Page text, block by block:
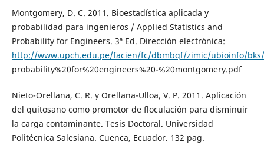
Montgomery, D. C. 2011. Bioestadística aplicada y
probabilidad para ingenieros / Applied Statistics and
Probability for Engineers. 3ª Ed. Dirección electrónica:
http://www.upch.edu.pe/facien/fc/dbmbqf/zimic/ubioinfo/bks/
probability%20for%20engineers%20-%20montgomery.pdf
Nieto-Orellana, C. R. y Orellana-Ulloa, V. P. 2011. Aplicación
del quitosano como promotor de floculación para disminuir
la carga contaminante. Tesis Doctoral. Universidad
Politécnica Salesiana. Cuenca, Ecuador. 132 pag.